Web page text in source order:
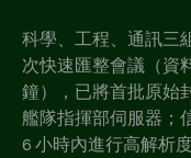
科學、工程、通訊三
次快速匯整會議（資
鐘），已將首批原始
艦隊指揮部伺服器；
6 小時內進行高解析